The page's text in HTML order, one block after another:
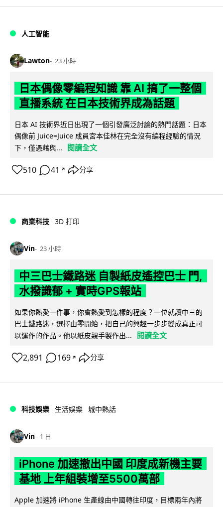
人工智能
Lawton 23 小時
日本偶像零編程知識 靠 AI 搞了一整個
直播系統 在日本技術界成為話題
日本 AI 技術界近日出現了一個引發廣泛討論的熱門話題：日本
偶像前 Juice=Juice 成員宮本佳林在完全沒有編程經驗的情況
下，僅憑藉與...
閱讀全文
510 41 ↗ 分享
商業科技 3D 打印
Vin 23 小時
中三巴士鐵路迷 自製紙皮遙控巴士 門,
水撥識郁 + 實時GPS報站
如果你熱愛一件事，你會熱愛到怎樣的程度？一位就讀中三的
巴士鐵路迷，選擇由零開始，把自己的興趣一步步變成真正可
以運作的作品。他以紙皮親手製作出...
閱讀全文
2,891 169 ↗ 分享
科技娛樂 生活娛樂 城中熱話
Vin 1 日
iPhone 加速撤出中國 印度成新機主要
基地 上年組裝增至5500萬部
Apple 加速將 iPhone 生產線由中國轉往印度，目標兩年內將